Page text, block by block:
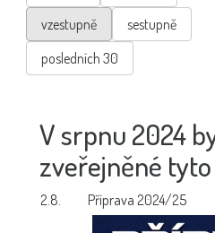
vzestupně
sestupně
posledních 30
V srpnu 2024
zveřejněné
2.8. Příprava 2024/25